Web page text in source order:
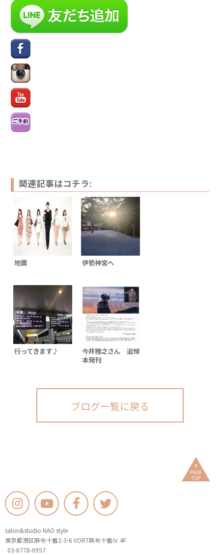
関連記事はコチラ:
地震 伊勢神宮へ
行ってきます♪
今井雅之さん 追悼
本発刊
ブログ一覧に戻る
salon&studio NAO style
東京都港区麻布十番2-3-6 VORT麻布十番Ⅳ 4F
03-6778-0957